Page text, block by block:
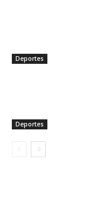
Deportes
Deportes